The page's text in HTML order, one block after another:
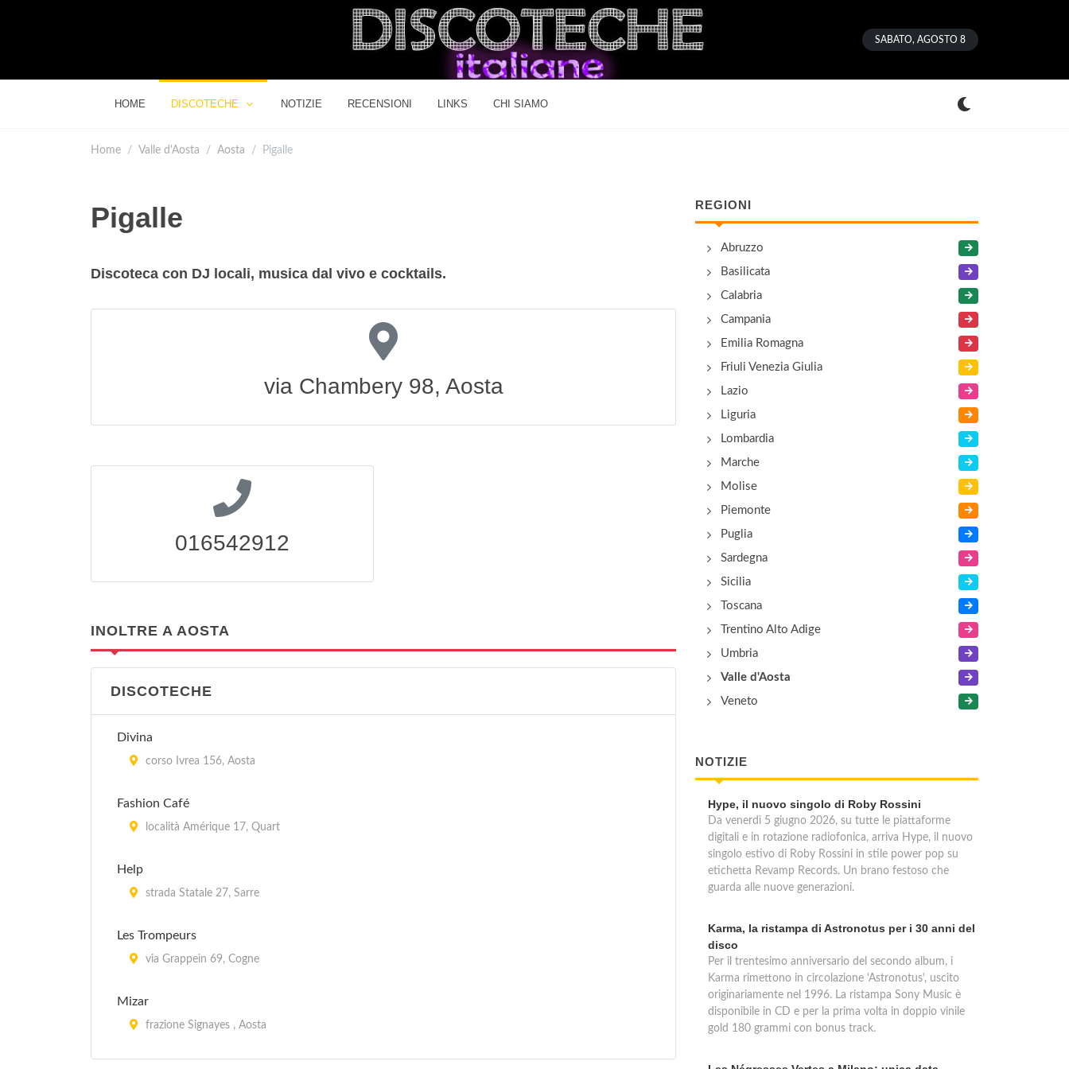
SABATO, AGOSTO 8
HOME DISCOTECHE NOTIZIE RECENSIONI LINKS CHI SIAMO
Home Valle d'Aosta Aosta Pigalle
Pigalle
Discoteca con DJ locali, musica dal vivo e cocktails.
via Chambery 98, Aosta
016542912
INOLTRE A AOSTA
DISCOTECHE
Divina
corso Ivrea 156, Aosta
Fashion Café
località Amérique 17, Quart
Help
strada Statale 27, Sarre
Les Trompeurs
via Grappein 69, Cogne
Mizar
frazione Signayes , Aosta
REGIONI
Abruzzo
Basilicata
Calabria
Campania
Emilia Romagna
Friuli Venezia Giulia
Lazio
Liguria
Lombardia
Marche
Molise
Piemonte
Puglia
Sardegna
Sicilia
Toscana
Trentino Alto Adige
Umbria
Valle d'Aosta
Veneto
NOTIZIE
Hype, il nuovo singolo di Roby Rossini
Da venerdì 5 giugno 2026, su tutte le piattaforme
digitali e in rotazione radiofonica, arriva Hype, il nuovo
singolo estivo di Roby Rossini in stile power pop su
etichetta Revamp Records. Un brano festoso che
guarda alle nuove generazioni.
Karma, la ristampa di Astronotus per i 30 anni del
disco
Per il trentesimo anniversario del secondo album, i
Karma rimettono in circolazione 'Astronotus', uscito
originariamente nel 1996. La ristampa Sony Music è
disponibile in CD e per la prima volta in doppio vinile
gold 180 grammi con bonus track.